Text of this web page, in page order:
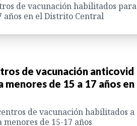
de vacunación habilitados para
años en el Distrito Central
de vacunación anticovid
de 15 a 17 años en
de vacunación habilitados a
de 15-17 años